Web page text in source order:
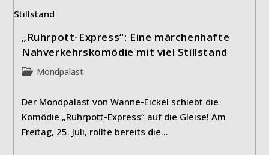
„Ruhrpott-Express“: Eine märchenhafte
Nahverkehrskomödie mit viel Stillstand
Beitrags-
Mondpalast
Der Mondpalast von Wanne-Eickel schiebt die
Komödie „Ruhrpott-Express“ auf die Gleise! Am
Freitag, 25. Juli, rollte bereits die…